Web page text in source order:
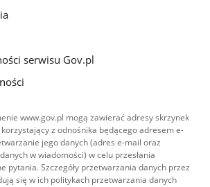
serwisu Gov.pl
www.gov.pl mogą zawierać adresy skrzynek
z odnośnika będącego adresem e-
jego danych (adres e-mail oraz
w wiadomości) w celu przesłania
pytania. Szczegóły przetwarzania danych przez
się w ich politykach przetwarzania danych